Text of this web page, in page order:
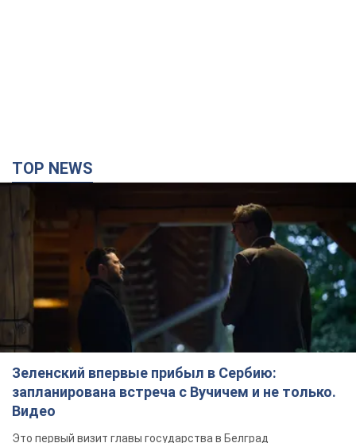
TOP NEWS
Зеленский впервые прибыл в Сербию:
запланирована встреча с Вучичем и не только.
Видео
Это первый визит главы государства в Белград